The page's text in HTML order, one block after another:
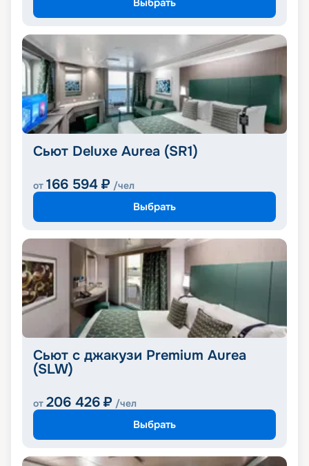
Сьют Deluxe Aurea (SR1)
от 166 594 ₽ /чел
Выбрать
Сьют с джакузи Premium Aurea
(SLW)
от 206 426 ₽ /чел
Выбрать